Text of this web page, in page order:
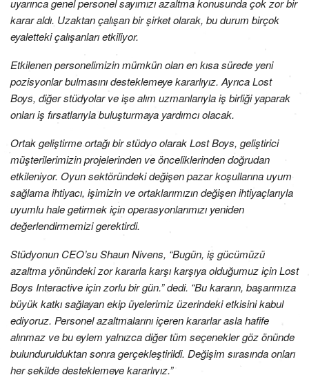
karar aldı. Uzaktan çalışan bir şirket olarak, bu durum birçok
eyaletteki çalışanları etkiliyor.
Etkilenen personelimizin mümkün olan en kısa sürede yeni
pozisyonlar bulmasını desteklemeye kararlıyız. Ayrıca Lost
Boys, diğer stüdyolar ve işe alım uzmanlarıyla iş birliği yaparak
onları iş fırsatlarıyla buluşturmaya yardımcı olacak.
Ortak geliştirme ortağı bir stüdyo olarak Lost Boys, geliştirici
müşterilerimizin projelerinden ve önceliklerinden doğrudan
etkileniyor. Oyun sektöründeki değişen pazar koşullarına uyum
sağlama ihtiyacı, işimizin ve ortaklarımızın değişen ihtiyaçlarıyla
uyumlu hale getirmek için operasyonlarımızı yeniden
değerlendirmemizi gerektirdi.
Stüdyonun CEO’su Shaun Nivens, “Bugün, iş gücümüzü
azaltma yönündeki zor kararla karşı karşıya olduğumuz için Lost
Boys Interactive için zorlu bir gün.” dedi. “Bu kararın, başarımıza
büyük katkı sağlayan ekip üyelerimiz üzerindeki etkisini kabul
ediyoruz. Personel azaltmalarını içeren kararlar asla hafife
alınmaz ve bu eylem yalnızca diğer tüm seçenekler göz önünde
bulundurulduktan sonra gerçekleştirildi. Değişim sırasında onları
her şekilde desteklemeye kararlıyız.”